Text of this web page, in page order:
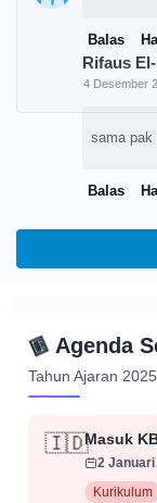
Balas
Rifaus
4 Desember
sama pak
Balas
📅 Agenda
Tahun Ajaran
🇮🇩Masuk
2 Januari
Kurikulum